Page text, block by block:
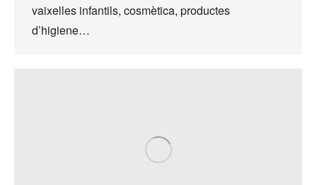
vaixelles infantils, cosmètica, productes
d’higiene…